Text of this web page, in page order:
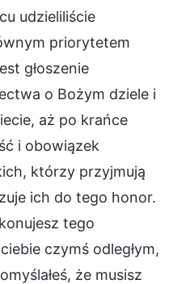
udzieliliście
priorytetem
głoszenie
o Bożym dziele i
aż po krańce
i obowiązek
którzy przyjmują
ich do tego honor.
tego
czymś odległym,
że musisz